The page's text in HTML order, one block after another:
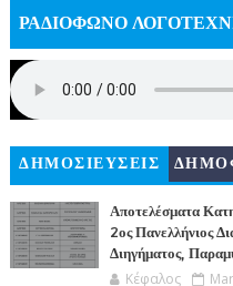
ΡΑΔΙΟΦΩΝΟ
ΔΗΜΟΣΙΕΥΣΕΙΣ
Αποτελέσματα
2ος Πανελλήνιος
Διηγήματος,
Κέφαλος